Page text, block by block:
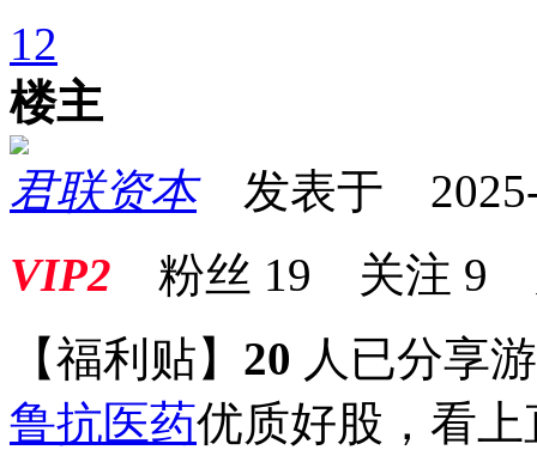
12
楼主
君联资本发表于 2025-
VIP2 粉丝 19 关注 9
【福利贴】 20 人已分享
鲁抗医药优质好股，看